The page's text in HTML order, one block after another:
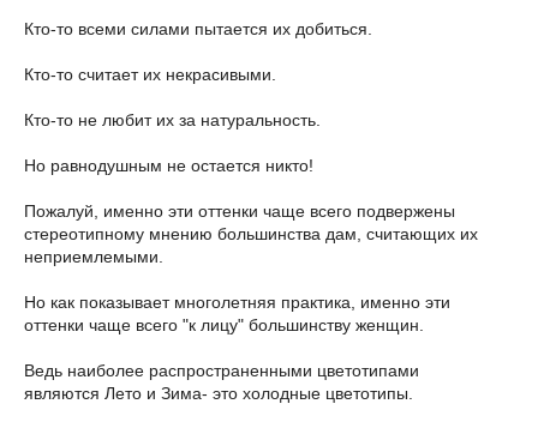
Кто-то всеми силами пытается их добиться.
Кто-то считает их некрасивыми.
Кто-то не любит их за натуральность.
Но равнодушным не остается никто!
Пожалуй, именно эти оттенки чаще всего подвержены
стереотипному мнению большинства дам, считающих их
неприемлемыми.
Но как показывает многолетняя практика, именно эти
оттенки чаще всего "к лицу" большинству женщин.
Ведь наиболее распространенными цветотипами
являются Лето и Зима- это холодные цветотипы.